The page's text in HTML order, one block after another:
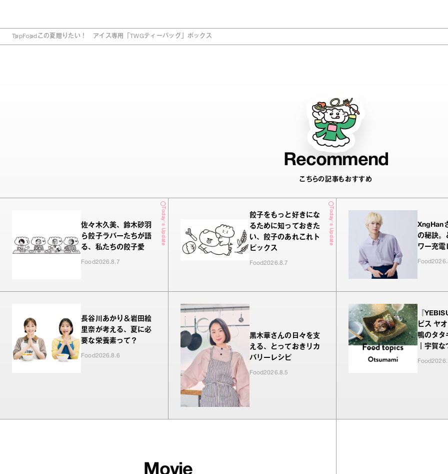
TopFood この夏贈りたい！ アイス専用「TWGティーバッグ」ボックス
Recommend
こちらの記事もおすすめ
Today's Update
佐々木久美、鈴木砂羽
ら餃子ラバーたちが語
る、私たちの餃子愛
Food2026.8.7
Today's Update
餃子をもっと好きにな
るために知っておきた
い、餃子のあれこれト
ピックス
Food2026.8.7
XngHan
の秘訣。
ワー充電
Food
長谷川あかり＆岩田絵
里奈が考える、夏に必
要な栄養素って？
Food2026.8.6
黒木華さんの日々を支
える、とっておきリカ
バリーレシピ
Food2026.8.5
『
ビス ヤ
鴨のタタ
｜宇賀な
いおつま
Food
Movie